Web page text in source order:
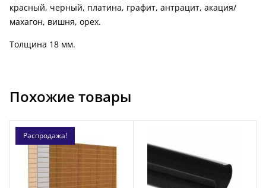
красный, черный, платина, графит, антрацит, акация/
махагон, вишня, орех.
Толщина 18 мм.
Похожие товары
Распродажа!